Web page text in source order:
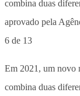
6 de 13
Em 2021, um novo
combina duas